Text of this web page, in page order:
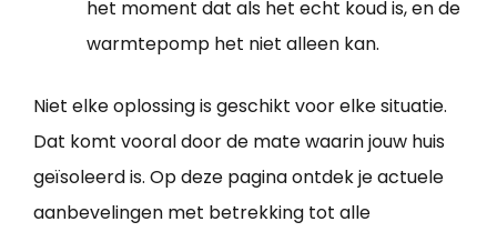
het moment dat als het echt koud is, en de
warmtepomp het niet alleen kan.
Niet elke oplossing is geschikt voor elke situatie.
Dat komt vooral door de mate waarin jouw huis
geïsoleerd is. Op deze pagina ontdek je actuele
aanbevelingen met betrekking tot alle